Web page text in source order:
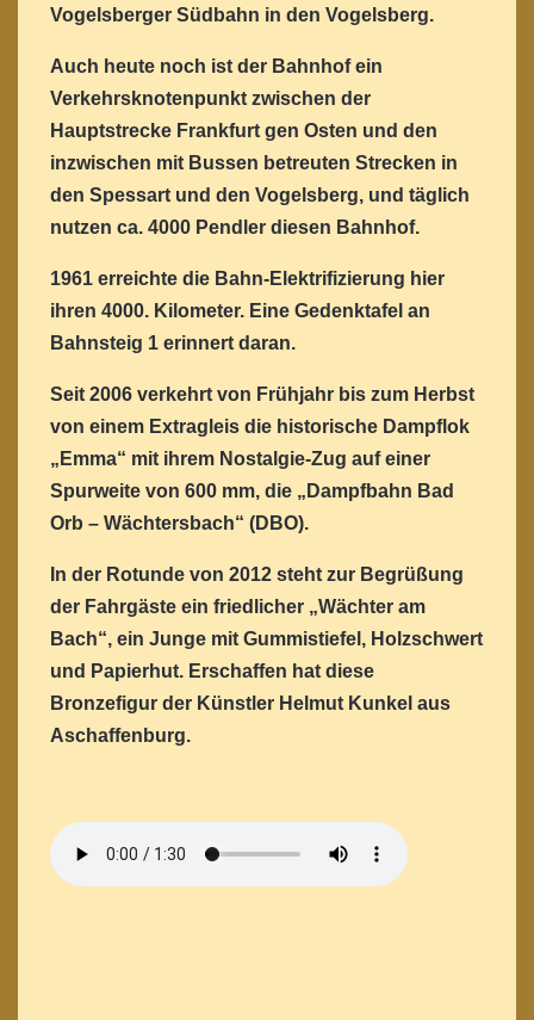
Vogelsberger Südbahn in den Vogelsberg.
Auch heute noch ist der Bahnhof ein
Verkehrsknotenpunkt zwischen der
Hauptstrecke Frankfurt gen Osten und den
inzwischen mit Bussen betreuten Strecken in
den Spessart und den Vogelsberg, und täglich
nutzen ca. 4000 Pendler diesen Bahnhof.
1961 erreichte die Bahn-Elektrifizierung hier
ihren 4000. Kilometer. Eine Gedenktafel an
Bahnsteig 1 erinnert daran.
Seit 2006 verkehrt von Frühjahr bis zum Herbst
von einem Extragleis die historische Dampflok
„Emma“ mit ihrem Nostalgie-Zug auf einer
Spurweite von 600 mm, die „Dampfbahn Bad
Orb – Wächtersbach“ (DBO).
In der Rotunde von 2012 steht zur Begrüßung
der Fahrgäste ein friedlicher „Wächter am
Bach“, ein Junge mit Gummistiefel, Holzschwert
und Papierhut. Erschaffen hat diese
Bronzefigur der Künstler Helmut Kunkel aus
Aschaffenburg.